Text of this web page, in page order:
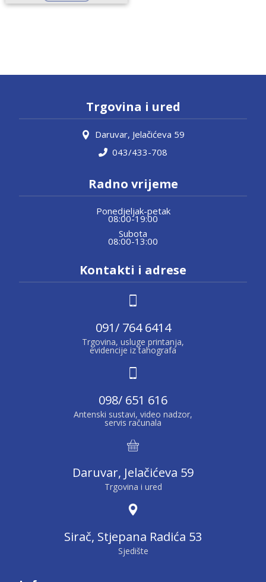
Trgovina i ured
Daruvar, Jelačićeva 59
043/433-708
Radno vrijeme
Ponedjeljak-petak
08:00-19:00
Subota
08:00-13:00
Kontakti i adrese
091/ 764 6414
Trgovina, usluge printanja,
evidencije iz tahografa
098/ 651 616
Antenski sustavi, video nadzor,
servis računala
Daruvar, Jelačićeva 59
Trgovina i ured
Sirač, Stjepana Radića 53
Sjedište